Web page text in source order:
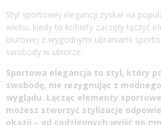
Styl sportowej elegancji zyskał na
wieku, kiedy to kobiety zaczęły łączyć
biurowej z wygodnymi ubraniami
swobody w ubiorze.
Sportowa elegancja to styl, który
swobodę, nie rezygnując z
wyglądu. Łącząc elementy
możesz stworzyć stylizacje
okazji – od codziennych wyjść po